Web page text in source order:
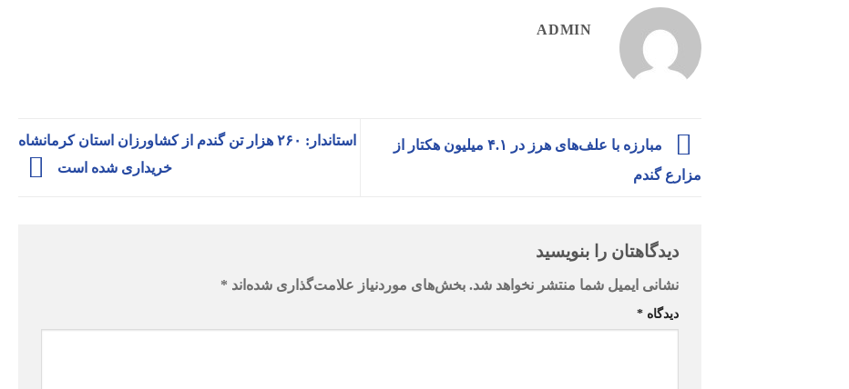
ADMIN
مبارزه با علف‌های هرز در ۴.۱ میلیون هکتار از
مزارع گندم
استاندار: ۲۶۰ هزار تن گندم از کشاورزان استان کرمانشاه
خریداری شده است
دیدگاهتان را بنویسید
نشانی ایمیل شما منتشر نخواهد شد. بخش‌های موردنیاز علامت‌گذاری شده‌اند *
دیدگاه *